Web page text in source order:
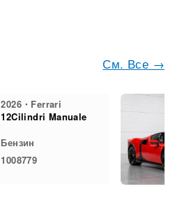
См. Все →
2026・Ferrari
12Cilindri Manuale
Бензин
1008779